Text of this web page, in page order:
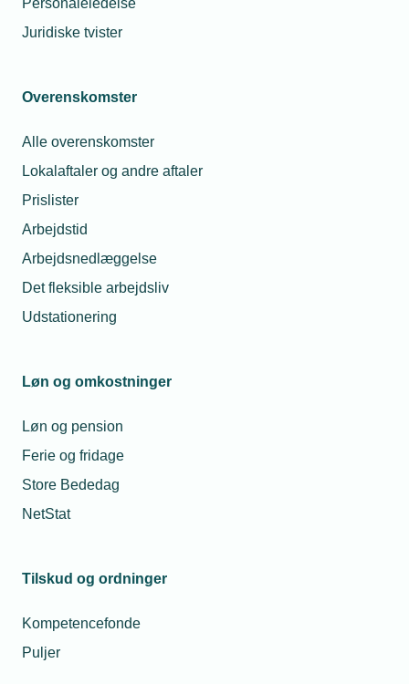
Personaleledelse
Juridiske tvister
Overenskomster
Alle overenskomster
Lokalaftaler og andre aftaler
Prislister
Arbejdstid
Arbejdsnedlæggelse
Det fleksible arbejdsliv
Udstationering
Løn og omkostninger
Løn og pension
Ferie og fridage
Store Bededag
NetStat
Tilskud og ordninger
Kompetencefonde
Puljer
ansatte og venner af huset til reception.